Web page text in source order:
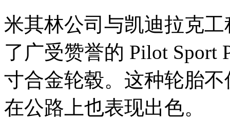
米其林公司与凯迪拉克
了广受赞誉的 Pilot Sport
寸合金轮毂。这种轮胎
在公路上也表现出色。